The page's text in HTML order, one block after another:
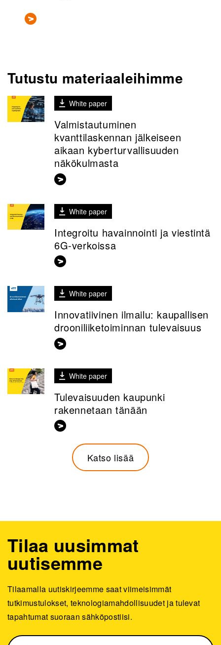
Tutustu materiaaleihimme
White paper
Valmistautuminen
kvanttilaskennan jälkeiseen
aikaan kyberturvallisuuden
näkökulmasta
White paper
Integroitu havainnointi ja viestintä
6G‑verkoissa
White paper
Innovatiivinen ilmailu: kaupallisen
drooniliiketoiminnan tulevaisuus
White paper
Tulevaisuuden kaupunki
rakennetaan tänään
Katso lisää
Tilaa uusimmat
uutisemme
Tilaamalla uutiskirjeemme saat viimeisimmät
tutkimustulokset, teknologiamahdollisuudet ja tulevat
tapahtumat suoraan sähköpostiisi.